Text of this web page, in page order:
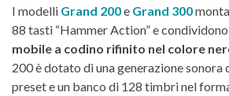
I modelli Grand 200e Grand 300
88 tasti “Hammer Action” e
mobile a codino rifinito nel colore
200 è dotato di una generazione sonora
preset e un banco di 128 timbri nel